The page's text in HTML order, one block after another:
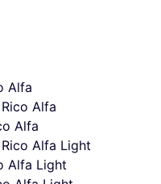
Alfa
Alfa
Alfa
Alfa Light
Alfa Light